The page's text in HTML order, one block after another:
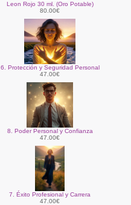
Leon Rojo 30 ml. (Oro Potable)
80.00€
6. Protección y Seguridad Personal
47.00€
8. Poder Personal y Confianza
47.00€
7. Éxito Profesional y Carrera
47.00€